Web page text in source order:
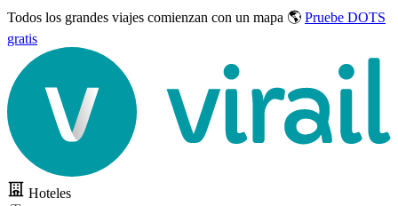
Todos los grandes viajes comienzan con un mapa 🌎 Pruebe DOTS
gratis
Hoteles